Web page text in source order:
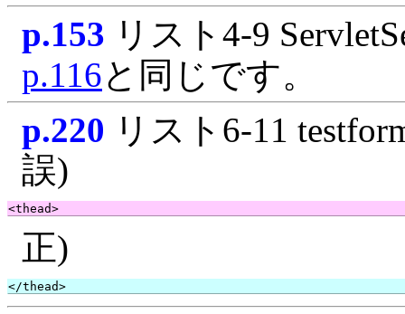
p.153 リスト4-9
p.116と同じです。
p.220 リスト6-11
誤)
正)